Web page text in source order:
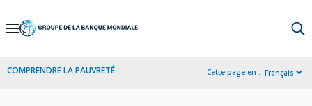
Skip
Navigation
COMPRENDRE LA PAUVRETÉ Cette page en : Français